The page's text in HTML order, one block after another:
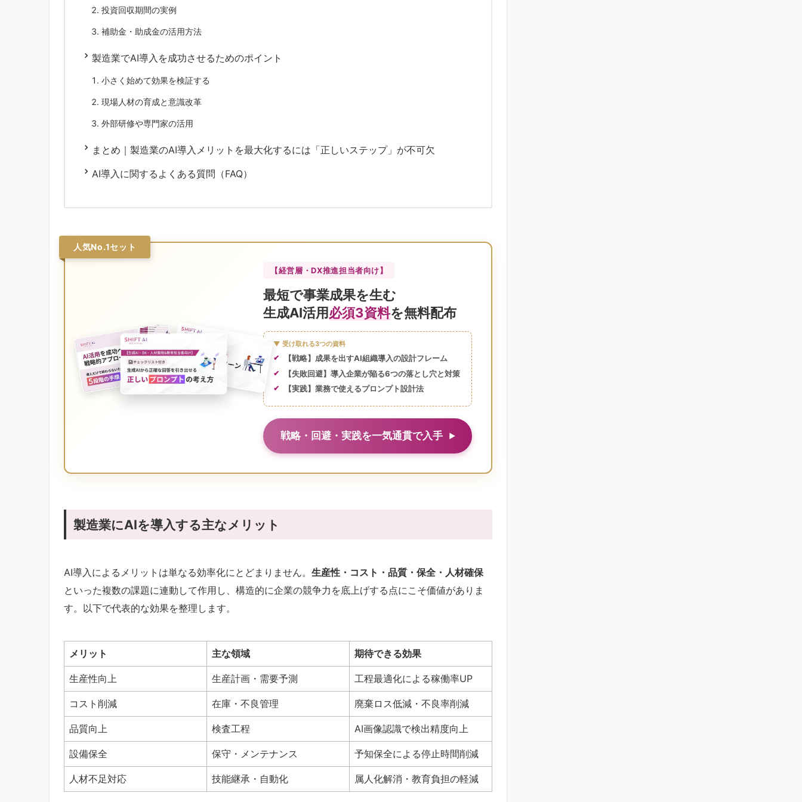
投資回収期間の実例
補助金・助成金の活用方法
製造業でAI導入を成功させるためのポイント
小さく始めて効果を検証する
現場人材の育成と意識改革
外部研修や専門家の活用
まとめ｜製造業のAI導入メリットを最大化するには「正しいステップ」が不可欠
AI導入に関するよくある質問（FAQ）
人気No.1セット
【経営層・DX推進担当者向け】
最短で事業成果を生む
生成AI活用必須3資料を無料配布
▼ 受け取れる3つの資料
【戦略】成果を出すAI組織導入の設計フレーム
【失敗回避】導入企業が陥る6つの落とし穴と対策
【実践】業務で使えるプロンプト設計法
戦略・回避・実践を一気通貫で入手
製造業にAIを導入する主なメリット
AI導入によるメリットは単なる効率化にとどまりません。 生産性・コスト・品質・保全・人材確保
といった複数の課題に連動して作用し、構造的に企業の競争力を底上げする点にこそ価値がありま
す。以下で代表的な効果を整理します。
メリット 主な領域 期待できる効果
生産性向上 生産計画・需要予測 工程最適化による稼働率UP
コスト削減 在庫・不良管理 廃棄ロス低減・不良率削減
品質向上 検査工程 AI画像認識で検出精度向上
設備保全 保守・メンテナンス 予知保全による停止時間削減
人材不足対応 技能継承・自動化 属人化解消・教育負担の軽減